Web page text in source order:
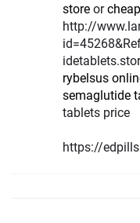
store or
http://
rybelsus
semaglutide
tablets price
https://